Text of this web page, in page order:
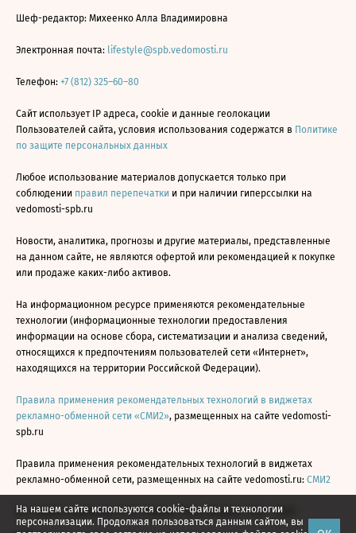
На нашем сайте используются cookie-файлы и технологии
персонализации. Продолжая пользоваться данным сайтом, вы
Шеф-редактор: Михеенко Алла Владимировна
Электронная почта: lifestyle@spb.vedomosti.ru
Телефон: +7 (812) 325–60–80
Сайт использует IP адреса, cookie и данные геолокации
Пользователей сайта, условия использования содержатся в Политике
по защите персональных данных
Любое использование материалов допускается только при
соблюдении правил перепечатки и при наличии гиперссылки на
vedomosti-spb.ru
Новости, аналитика, прогнозы и другие материалы, представленные
на данном сайте, не являются офертой или рекомендацией к покупке
или продаже каких-либо активов.
На информационном ресурсе применяются рекомендательные
технологии (информационные технологии предоставления
информации на основе сбора, систематизации и анализа сведений,
относящихся к предпочтениям пользователей сети «Интернет»,
находящихся на территории Российской Федерации).
Правила применения рекомендательных технологий в виджетах
рекламно-обменной сети «СМИ2», размещенных на сайте vedomosti-
spb.ru
Правила применения рекомендательных технологий в виджетах
рекламно-обменной сети, размещенных на сайте vedomosti.ru: СМИ2
Все права защищены © АО «Бизнес Ньюс Медиа», 2024 - 2026